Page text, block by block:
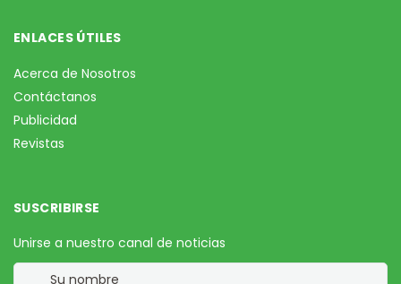
ENLACES ÚTILES
Acerca de Nosotros
Contáctanos
Publicidad
Revistas
SUSCRIBIRSE
Unirse a nuestro canal de noticias